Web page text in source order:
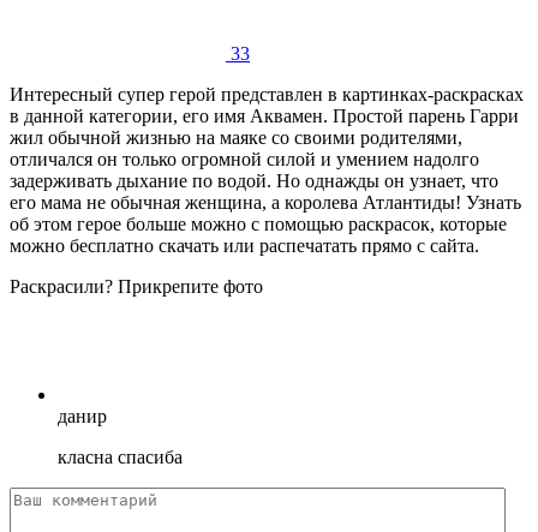
33
Интересный супер герой представлен в картинках-раскрасках
в данной категории, его имя Аквамен. Простой парень Гарри
жил обычной жизнью на маяке со своими родителями,
отличался он только огромной силой и умением надолго
задерживать дыхание по водой. Но однажды он узнает, что
его мама не обычная женщина, а королева Атлантиды! Узнать
об этом герое больше можно с помощью раскрасок, которые
можно бесплатно скачать или распечатать прямо с сайта.
Раскрасили? Прикрепите фото
данир
класна спасиба